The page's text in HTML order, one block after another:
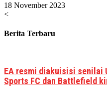
18 November 2023
<
Berita Terbaru
EA resmi diakuisisi senilai
Sports FC dan Battlefield